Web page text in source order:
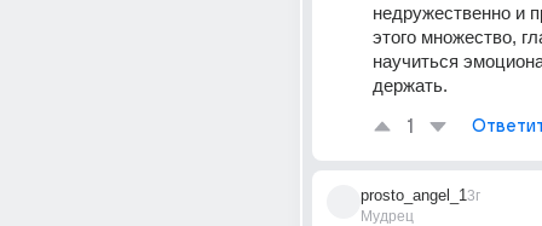
недружественно и
этого множество,
научиться
держать.
1
prosto_angel_1
Мудрец
3г